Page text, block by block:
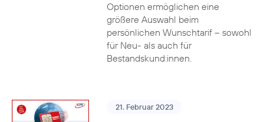
Optionen ermöglichen eine
größere Auswahl beim
persönlichen Wunschtarif – sowohl
für Neu- als auch für
Bestandskund:innen.
21. Februar 2023